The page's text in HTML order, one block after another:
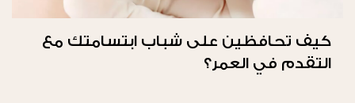
كيف تحافظين على شباب ابتسامتك مع
التقدم في العمر؟